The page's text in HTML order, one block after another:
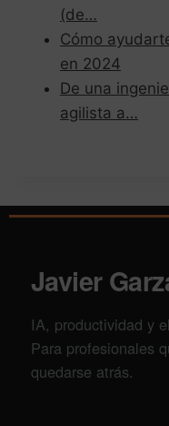
(de…
Cómo
en 2024
De una
agilista a…
Javier
IA, productividad y
Para profesionales
quedarse atrás.